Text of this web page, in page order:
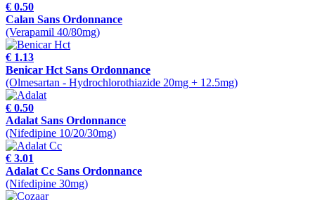
€ 0.50
Calan Sans Ordonnance
(Verapamil 40/80mg)
€ 1.13
Benicar Hct Sans Ordonnance
(Olmesartan - Hydrochlorothiazide 20mg + 12.5mg)
€ 0.50
Adalat Sans Ordonnance
(Nifedipine 10/20/30mg)
€ 3.01
Adalat Cc Sans Ordonnance
(Nifedipine 30mg)